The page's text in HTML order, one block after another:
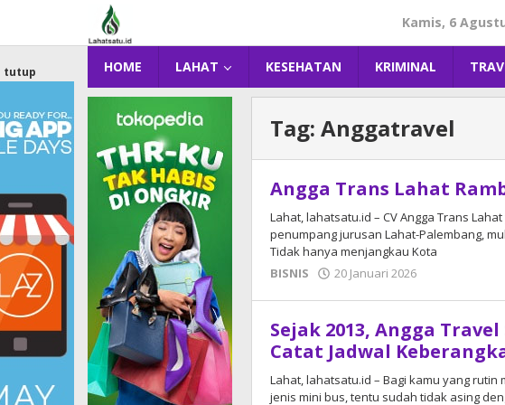
konten
Kamis, 6
HOME LAHAT KESEHATAN KRIMINAL
tutup
Tag:Anggatravel
Angga Trans Lahat
Lahat, lahatsatu.id – CV Angga Trans
penumpang jurusan Lahat-Palembang,
Tidak hanya menjangkau Kota
BISNIS
20 Januari 2026
Sejak 2013, Angga
Catat Jadwal
Lahat, lahatsatu.id – Bagi kamu yang
jenis mini bus, tentu sudah tidak asing